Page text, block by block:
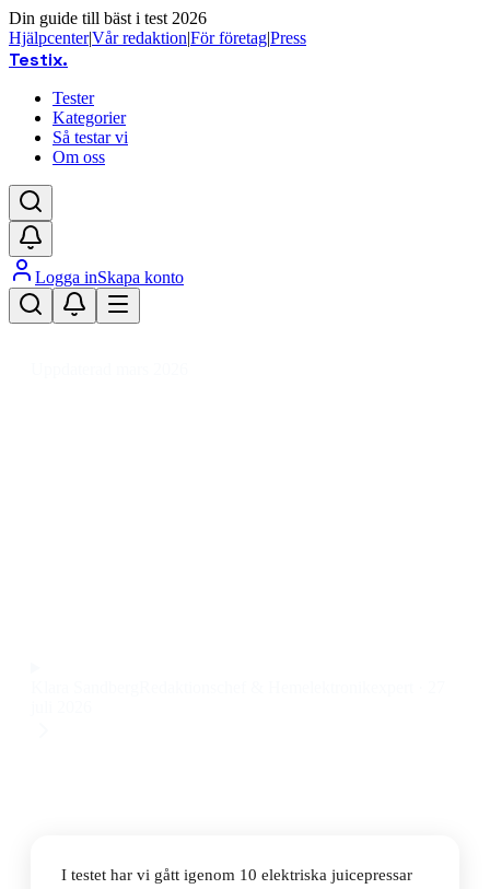
Din guide till bäst i test 2026
Hjälpcenter|Vår redaktion|För företag|Press
Testix.
Tester
Kategorier
Så testar vi
Om oss
Logga inSkapa konto
I testet har vi gått igenom 10 elektriska juicepressar